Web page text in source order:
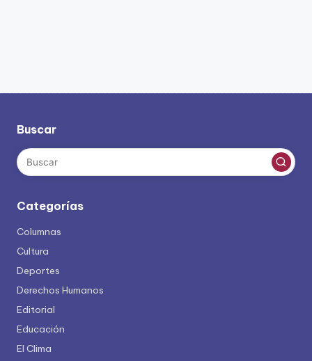
Buscar
Categorías
Columnas
Cultura
Deportes
Derechos Humanos
Editorial
Educación
El Clima